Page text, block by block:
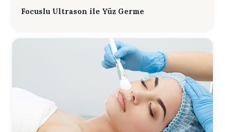
Focuslu Ultrason ile Yüz Germe